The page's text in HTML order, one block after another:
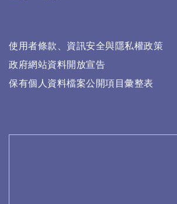
使用者條款、資訊安全與隱私權政策
政府網站資料開放宣告
保有個人資料檔案公開項目彙整表